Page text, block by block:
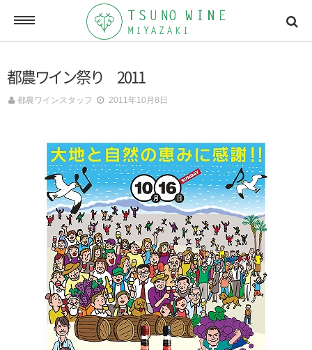
ONLINE SHOP
オンラインショッピング
メールマガジン
ACCESSMAP
アクセスマップ
お問い合わせ
都農ワイン祭り 2011
都農ワインスタッフ 2011年10月8日